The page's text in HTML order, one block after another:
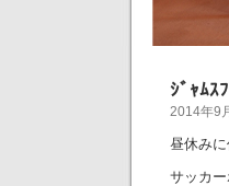
ｼﾞｬﾑｽ
2014年9
昼休み
サッカ